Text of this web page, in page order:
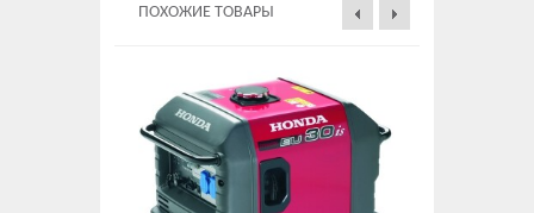
ПОХОЖИЕ ТОВАРЫ